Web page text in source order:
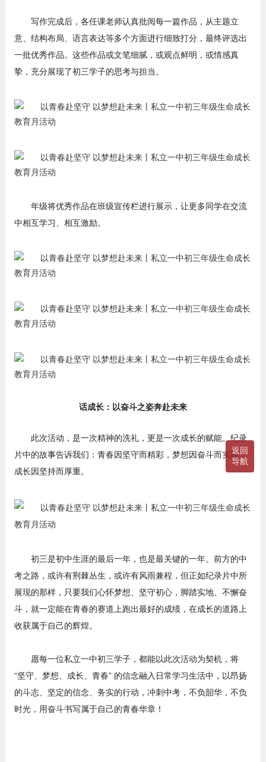
返回
导航
写作完成后，各任课老师认真批阅每一篇作品，从主题立
意、结构布局、语言表达等多个方面进行细致打分，最终评选出
一批优秀作品。这些作品或文笔细腻，或观点鲜明，或情感真
挚，充分展现了初三学子的思考与担当。
年级将优秀作品在班级宣传栏进行展示，让更多同学在交流
中相互学习、相互激励。
话成长：以奋斗之姿奔赴未来
此次活动，是一次精神的洗礼，更是一次成长的赋能。纪录
片中的故事告诉我们：青春因坚守而精彩，梦想因奋斗而实现，
成长因坚持而厚重。
初三是初中生涯的最后一年，也是最关键的一年。前方的中
考之路，或许有荆棘丛生，或许有风雨兼程，但正如纪录片中所
展现的那样，只要我们心怀梦想、坚守初心，脚踏实地、不懈奋
斗，就一定能在青春的赛道上跑出最好的成绩，在成长的道路上
收获属于自己的辉煌。
愿每一位私立一中初三学子，都能以此次活动为契机，将
“坚守、梦想、成长、青春” 的信念融入日常学习生活中，以昂扬
的斗志、坚定的信念、务实的行动，冲刺中考，不负韶华，不负
时光，用奋斗书写属于自己的青春华章！